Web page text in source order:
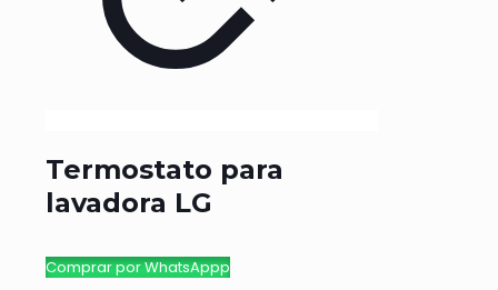
Termostato para
lavadora LG
Comprar por WhatsAppp